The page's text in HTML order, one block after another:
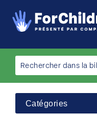
Catégories